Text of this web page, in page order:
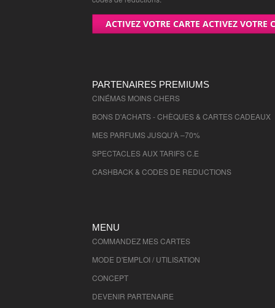
ACTIVEZ VOTRE CARTE ACTIVEZ VOTRE
PARTENAIRES PREMIUMS
CINÉMAS MOINS CHERS
BONS D'ACHATS - CHÈQUES & CARTES CADEAUX
MES PARFUMS JUSQU'À –70%
SPECTACLES AUX TARIFS C.E
CASHBACK & CODES DE REDUCTIONS
MENU
COMMANDEZ MES CARTES
MODE D'EMPLOI / UTILISATION
CONCEPT
DEVENIR PARTENAIRE